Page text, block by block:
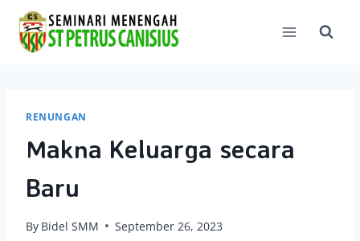
content
RENUNGAN
Makna Keluarga secara
Baru
By Bidel SMM September 26, 2023